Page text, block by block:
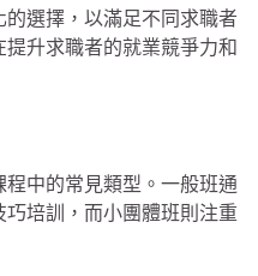
選擇，以滿足不同求職者
升求職者的就業競爭力和
中的常見類型。一般班通
培訓，而小團體班則注重